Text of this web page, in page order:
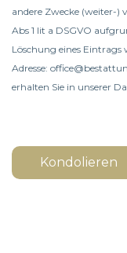
andere Zwecke (weiter-)
Abs 1 lit a DSGVO
Löschung eines Eintrags
Adresse:
erhalten Sie in unserer
Kondolieren